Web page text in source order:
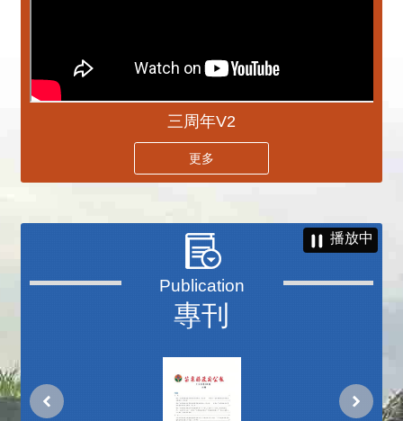
三周年V2
更多
專刊
播放中